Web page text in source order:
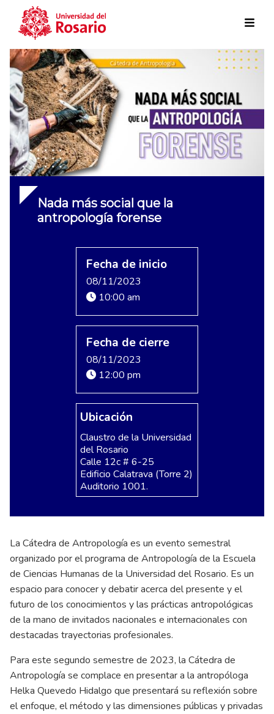
Skip to main content
Nada más social que la
antropología forense
Fecha de inicio
08/11/2023
10:00 am
Fecha de cierre
08/11/2023
12:00 pm
Ubicación
Claustro de la Universidad
del Rosario
Calle 12c # 6-25
Edificio Calatrava (Torre 2)
Auditorio 1001.
La Cátedra de Antropología es un evento semestral
organizado por el programa de Antropología de la Escuela
de Ciencias Humanas de la Universidad del Rosario. Es un
espacio para conocer y debatir acerca del presente y el
futuro de los conocimientos y las prácticas antropológicas
de la mano de invitados nacionales e internacionales con
destacadas trayectorias profesionales.
Para este segundo semestre de 2023, la Cátedra de
Antropología se complace en presentar a la antropóloga
Helka Quevedo Hidalgo que presentará su reflexión sobre
el enfoque, el método y las dimensiones públicas y privadas